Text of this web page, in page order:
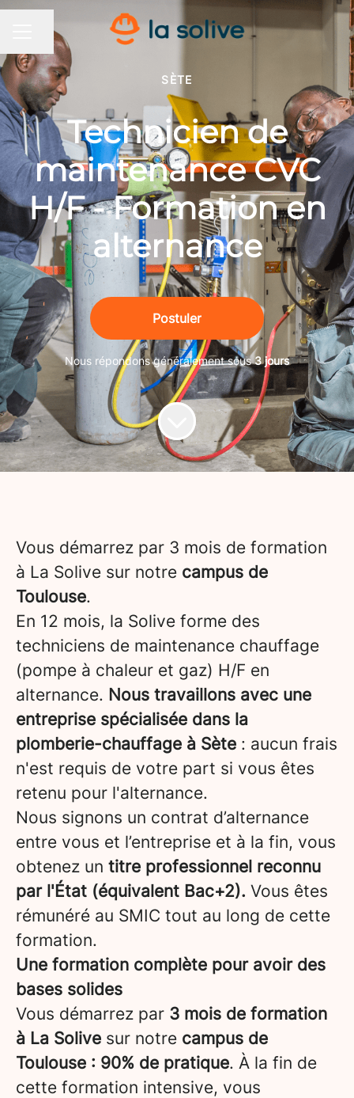
MENU CARRIÈRE
Partager la page
SÈTE
Technicien de
maintenance CVC
H/F - Formation en
alternance
Postuler
Nous répondons généralement sous3 jours
Vous démarrez par 3 mois de formation
à La Solive sur notre campus de
Toulouse.
En 12 mois, la Solive forme des
techniciens de maintenance chauffage
(pompe à chaleur et gaz) H/F en
alternance. Nous travaillons avec une
entreprise spécialisée dans la
plomberie-chauffage à Sète : aucun frais
n'est requis de votre part si vous êtes
retenu pour l'alternance.
Nous signons un contrat d’alternance
entre vous et l’entreprise et à la fin, vous
obtenez un titre professionnel reconnu
par l'État (équivalent Bac+2). Vous êtes
rémunéré au SMIC tout au long de cette
formation.
Une formation complète pour avoir des
bases solides
Vous démarrez par 3 mois de formation
à La Solive sur notre campus de
Toulouse : 90% de pratique. À la fin de
cette formation intensive, vous